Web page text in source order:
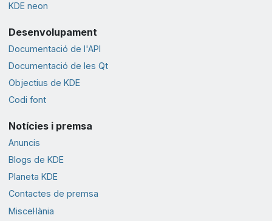
KDE neon
Desenvolupament
Documentació de l'API
Documentació de les Qt
Objectius de KDE
Codi font
Notícies i premsa
Anuncis
Blogs de KDE
Planeta KDE
Contactes de premsa
Miscel·lània